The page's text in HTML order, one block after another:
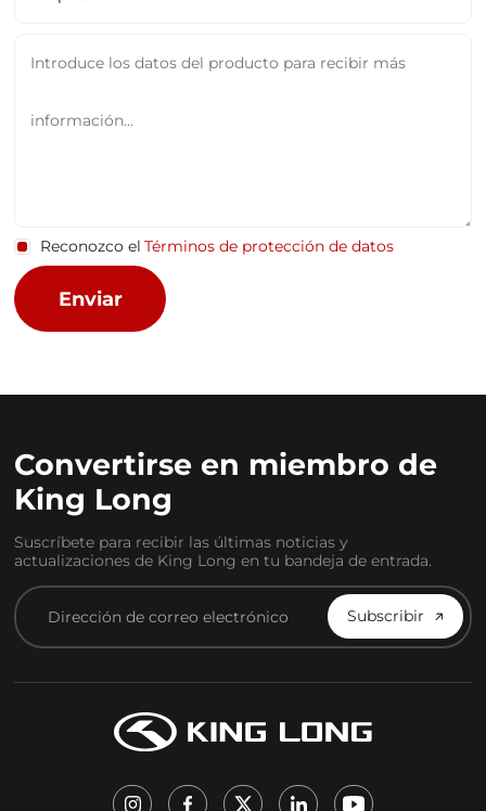
Reconozco el Términos de protección de datos
Convertirse en miembro de
King Long
Suscríbete para recibir las últimas noticias y
actualizaciones de King Long en tu bandeja de entrada.
Subscribir